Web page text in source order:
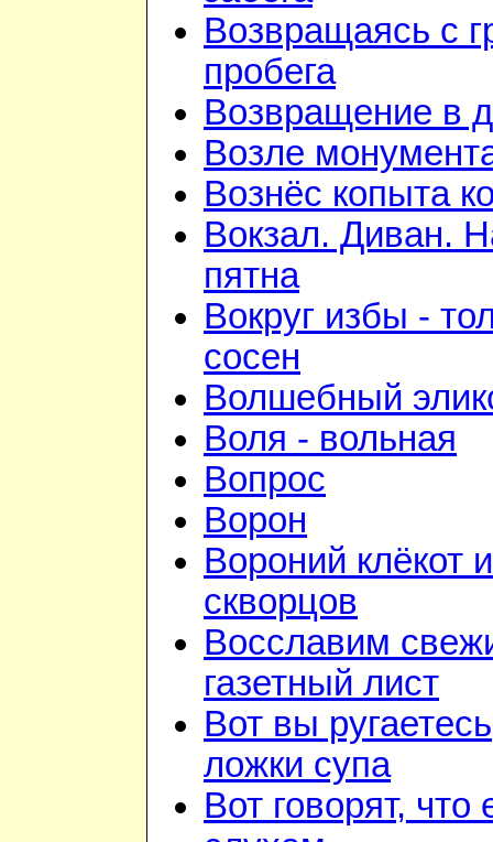
Возвращаясь с
пробега
Возвращение в
Возле
Вознёс копыта
Вокзал. Диван.
пятна
Вокруг избы -
сосен
Волшебный
Воля - вольная
Вопрос
Ворон
Вороний клёкот
скворцов
Восславим
газетный лист
Вот вы
ложки супа
Вот говорят, что